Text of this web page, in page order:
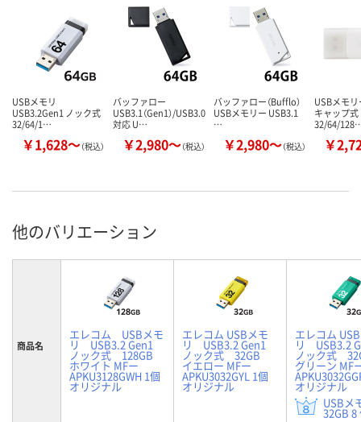
USBメモリ
USB3.2Gen1 ノック式
32/64/1…
￥1,628～（税込）
バッファロー
USB3.1（Gen1）/USB3.0
対応 U…
￥2,980～（税込）
バッファロー（Bufflo）
USBメモリー USB3.1
…
￥2,980～（税込）
USBメモ
キャップ式
32/64/
￥
他のバリエーション
商品名
エレコム USBメモ
リ USB3.2 Gen1
ノック式 128GB
ホワイト MFー
APKU3128GWH 1個
オリジナル
エレコム USBメモ
リ USB3.2 Gen1
ノック式 32GB
イエロー MFー
APKU3032GYL 1個
オリジナル
エレコム
リ USB3.2
ノック式
グリーン MF
オリジナル
USBメ
32GB 8